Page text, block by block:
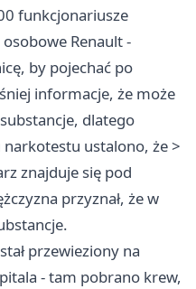
funkcjonariusze
Renault -
by pojechać po
informacje, że może
dlatego
ustalono, że >
znajduje się pod
przyznał, że w
przewieziony na
- tam pobrano krew,